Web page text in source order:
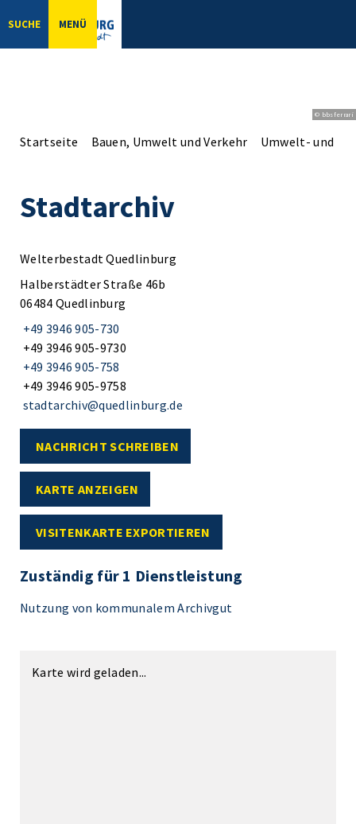
SUCHE MENÜ
© bbsferrari
Startseite Bauen, Umwelt und Verkehr Umwelt- und
Stadtarchiv
Welterbestadt Quedlinburg
Halberstädter Straße 46b
06484 Quedlinburg
+49 3946 905-730
+49 3946 905-9730
+49 3946 905-758
+49 3946 905-9758
stadtarchiv@quedlinburg.de
NACHRICHT SCHREIBEN
KARTE ANZEIGEN
VISITENKARTE EXPORTIEREN
Zuständig für 1 Dienstleistung
Nutzung von kommunalem Archivgut
Karte wird geladen...